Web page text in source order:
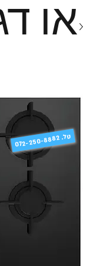
או
072-250-8882 .טל